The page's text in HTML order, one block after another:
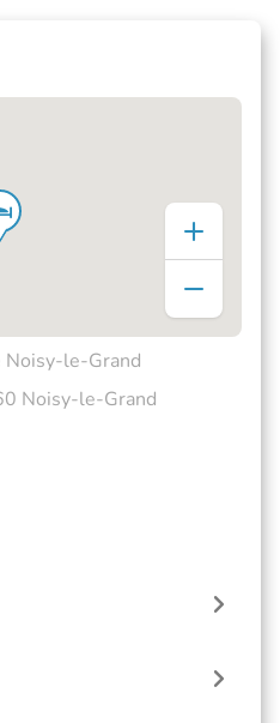
le-Grand
Noisy-le-Grand